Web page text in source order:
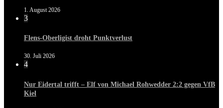
1. August 2026
3
Flens-Oberligist droht Punktverlust
30. Juli 2026
4
Nur Eidertal trifft – Elf von Michael Rohwedder 2:2 gegen VfB
Kiel